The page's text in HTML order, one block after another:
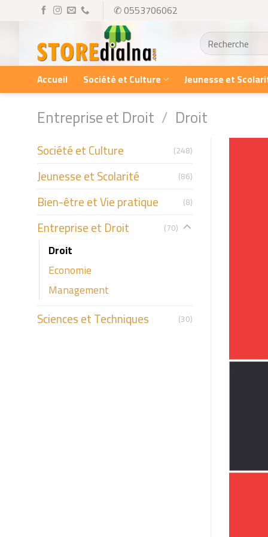
content
✆ 0553706062
Recherche
pour :
Accueil Société et Culture Jeunesse et
Entreprise et Droit / Droit
Société et Culture (248)
Jeunesse et Scolarité (86)
Bien-être et Vie pratique (8)
Entreprise et Droit (70)
Droit
Economie
Management
Sciences et Techniques (30)